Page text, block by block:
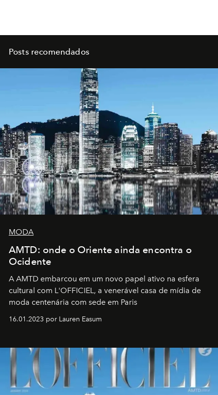
Posts recomendados
MODA
AMTD: onde o Oriente ainda encontra o
Ocidente
A AMTD embarcou em um novo papel ativo na esfera
cultural com L'OFFICIEL, a venerável casa de mídia de
moda centenária com sede em Paris
16.01.2023 por Lauren Easum